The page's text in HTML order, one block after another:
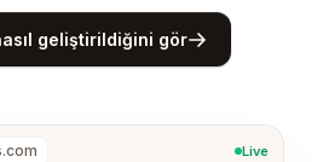
geliştirildiğini gör
Live